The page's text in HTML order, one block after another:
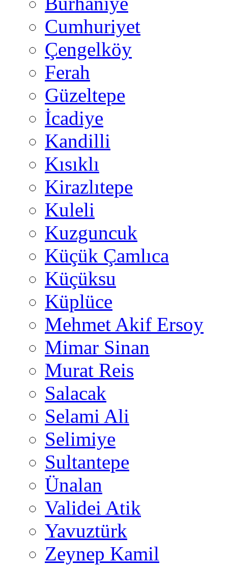
Cumhuriyet
Çengelköy
Ferah
Güzeltepe
İcadiye
Kandilli
Kısıklı
Kirazlıtepe
Kuleli
Kuzguncuk
Küçük Çamlıca
Küçüksu
Küplüce
Mehmet Akif Ersoy
Mimar Sinan
Murat Reis
Salacak
Selami Ali
Selimiye
Sultantepe
Ünalan
Validei Atik
Yavuztürk
Zeynep Kamil